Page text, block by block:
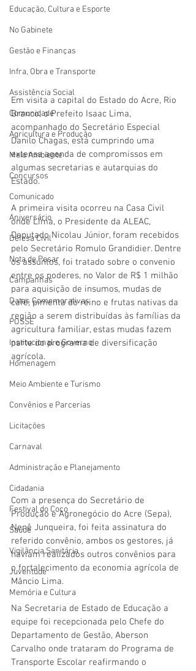
Educação, Cultura e Esporte
No Gabinete
Gestão e Finanças
Infra, Obra e Transporte
Assistência Social
Comunidade
Agricultura e Produção
Meio Ambiente
Concursos
Comunicado
Aniversário
Defesa Civil
Nota de Pesar
Campanhas
Datas Comemorativas
POSSE
Institucional e Governo
Homenagem
Meio Ambiente e Turismo
Convênios e Parcerias
Licitações
Carnaval
Administração e Planejamento
Cidadania
Festival do Coco
Saúde
Vigilãncia Sanitária
Juventude
Memória e Cultura
Em visita a capital do Estado do Acre, Rio
Branco, o Prefeito Isaac Lima,
acompanhado do Secretário Especial
Danilo Chagas, está cumprindo uma
extensa agenda de compromissos em
algumas secretarias e autarquias do
Estado.
A primeira visita ocorreu na Casa Civil
onde Lima, o Presidente da ALEAC,
Deputado Nicolau Júnior, foram recebidos
pelo Secretário Romulo Grandidier. Dentre
os assuntos, foi tratado sobre o convenio
entre os poderes, no Valor de R$ 1 milhão
para aquisição de insumos, mudas de
café, pimenta do reino e frutas nativas da
região a serem distribuídas às famílias da
agricultura familiar, estas mudas fazem
parte do programa de diversificação
agrícola.
Com a presença do Secretário de
Produção e Agronegócio do Acre (Sepa),
Nenê Junqueira, foi feita assinatura do
referido convênio, ambos os gestores, já
haviam realizados outros convênios para
o fortalecimento da economia agrícola de
Mâncio Lima.
Na Secretaria de Estado de Educação a
equipe foi recepcionada pelo Chefe do
Departamento de Gestão, Aberson
Carvalho onde trataram do Programa de
Transporte Escolar reafirmando o